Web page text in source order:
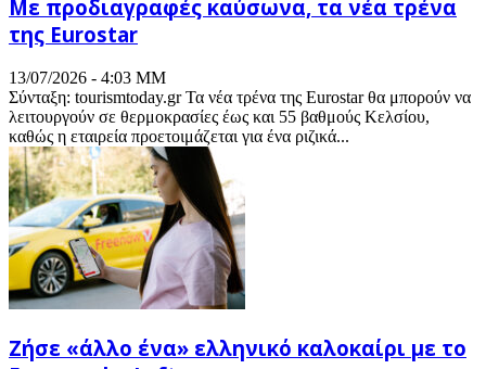
Με προδιαγραφές καύσωνα, τα νέα τρένα
της Eurostar
13/07/2026 - 4:03 ΜΜ
Σύνταξη: tourismtoday.gr Τα νέα τρένα της Eurostar θα μπορούν να
λειτουργούν σε θερμοκρασίες έως και 55 βαθμούς Κελσίου,
καθώς η εταιρεία προετοιμάζεται για ένα ριζικά...
Ζήσε «άλλο ένα» ελληνικό καλοκαίρι με το